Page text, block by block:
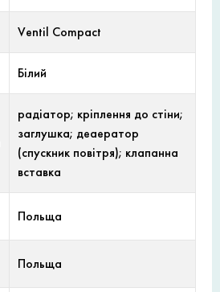
Ventil Compact
Білий
радіатор; кріплення до стіни;
заглушка; деаератор
(спускник повітря); клапанна
вставка
Польща
Польща